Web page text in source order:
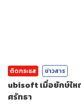
ติดกระแส ข่าวสาร
ubisoft เมื่อยักษ์ให
ศรัทธา